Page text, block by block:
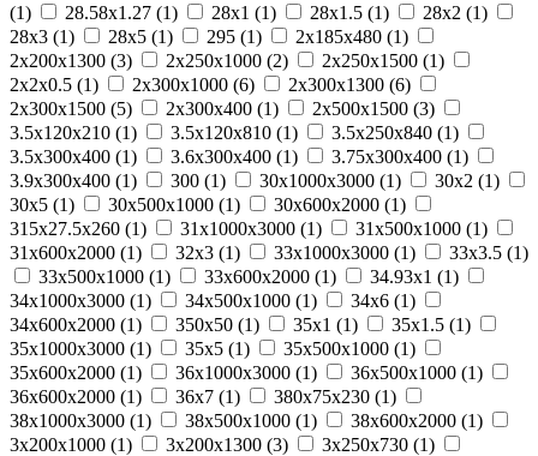
(1) 28.58х1.27 (1) 28х1 (1) 28х1.5 (1) 28х2 (1)
28х3 (1) 28х5 (1) 295 (1) 2х185х480 (1)
2х200х1300 (3) 2х250х1000 (2) 2х250х1500 (1)
2х2х0.5 (1) 2х300х1000 (6) 2х300х1300 (6)
2х300х1500 (5) 2х300х400 (1) 2х500х1500 (3)
3.5х120х210 (1) 3.5х120х810 (1) 3.5х250х840 (1)
3.5х300х400 (1) 3.6х300х400 (1) 3.75х300х400 (1)
3.9х300х400 (1) 300 (1) 30х1000х3000 (1) 30х2 (1)
30х5 (1) 30х500х1000 (1) 30х600х2000 (1)
315х27.5х260 (1) 31х1000х3000 (1) 31х500х1000 (1)
31х600х2000 (1) 32х3 (1) 33х1000х3000 (1) 33х3.5 (1)
33х500х1000 (1) 33х600х2000 (1) 34.93х1 (1)
34х1000х3000 (1) 34х500х1000 (1) 34х6 (1)
34х600х2000 (1) 350х50 (1) 35х1 (1) 35х1.5 (1)
35х1000х3000 (1) 35х5 (1) 35х500х1000 (1)
35х600х2000 (1) 36х1000х3000 (1) 36х500х1000 (1)
36х600х2000 (1) 36х7 (1) 380х75х230 (1)
38х1000х3000 (1) 38х500х1000 (1) 38х600х2000 (1)
3х200х1000 (1) 3х200х1300 (3) 3х250х730 (1)